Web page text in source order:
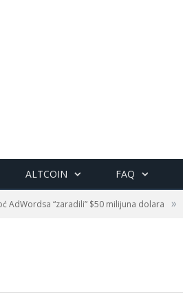
ALTCOIN FAQ
AdWordsa “zaradili” $50 milijuna dolara »